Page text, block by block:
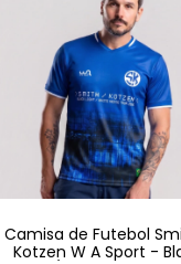
Camisa de Futebol
Kotzen W A Sport -